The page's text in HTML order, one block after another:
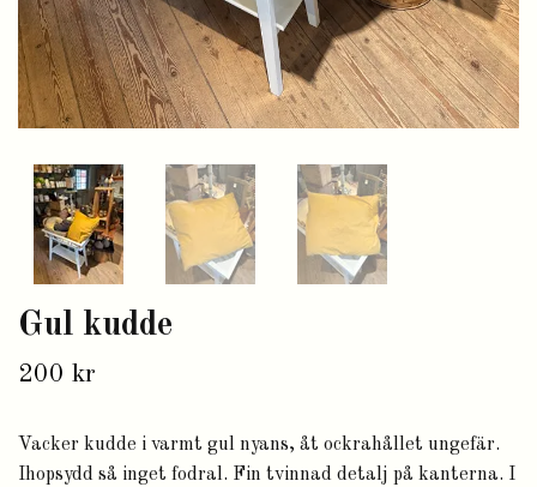
Gul kudde
200 kr
Vacker kudde i varmt gul nyans, åt ockrahållet ungefär.
Ihopsydd så inget fodral. Fin tvinnad detalj på kanterna. I